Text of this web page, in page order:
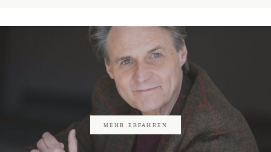
MEHR ERFAHREN